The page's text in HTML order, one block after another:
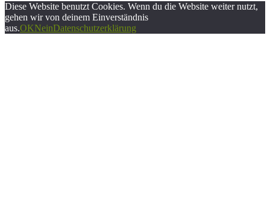
Diese Website benutzt Cookies. Wenn du die Website weiter nutzt,
gehen wir von deinem Einverständnis
aus.OKNeinDatenschutzerklärung